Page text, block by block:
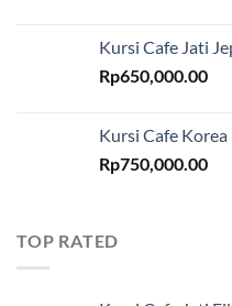
Kursi Cafe Jati
Rp650,000.00
Kursi Cafe
Rp750,000.00
TOP RATED